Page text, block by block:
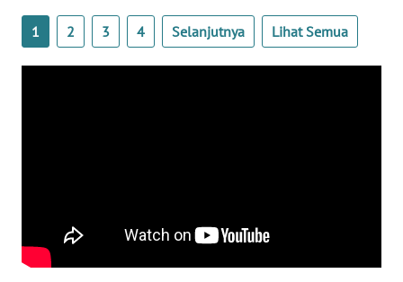
1 2 3 4 Selanjutnya Lihat Semua
KEPRI
WN
RIAU